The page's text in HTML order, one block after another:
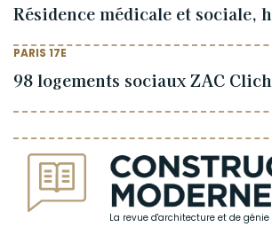
La revue d'architecture et de génie
Résidence médicale et sociale,
PARIS 17E
98 logements sociaux ZAC